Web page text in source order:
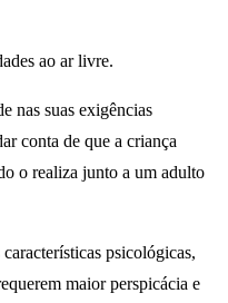
ao ar livre.
nas suas exigências
conta de que a criança
o realiza junto a um adulto
psicológicas,
maior perspicácia e